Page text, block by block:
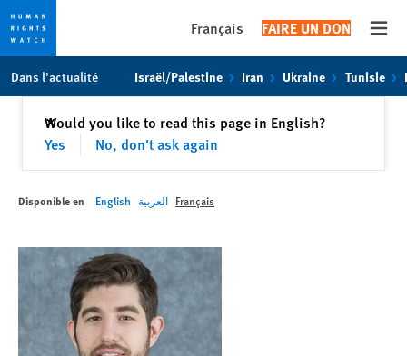
toto
content
Français FAIRE UN DON
Dans l’actualité Israël/Palestine Iran Ukraine Tunisie
Would you like to read this page in English?
Yes
No, don't ask again
✕Fermer
Disponible en English العربية Français